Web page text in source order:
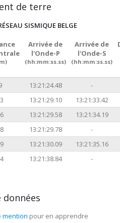
de terre
SISMIQUE BELGE
Arrivée de
l'Onde-P
(hh:mm:ss.ss)
Arrivée de
l'Onde-S
(hh:mm:ss.ss)
13:21:24.48
-
13:21:29.10
13:21:33.42
13:21:29.58
13:21:34.19
13:21:29.78
-
13:21:30.09
13:21:35.16
13:21:38.84 -
données
mention pour en apprendre